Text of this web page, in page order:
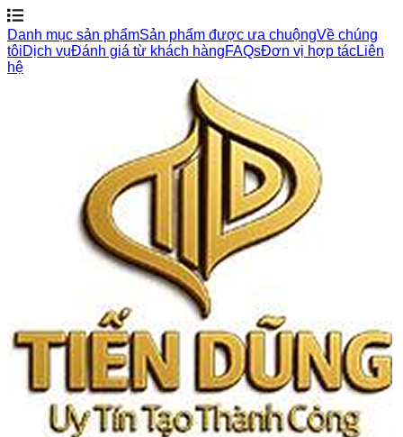
Danh mục sản phẩmSản phẩm được ưa chuộngVề chúng
tôiDịch vụĐánh giá từ khách hàngFAQsĐơn vị hợp tácLiên
hệ